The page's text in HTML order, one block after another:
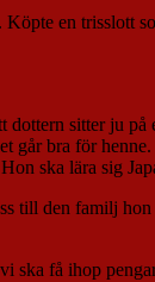
Köpte en trisslott
dottern sitter ju
går bra för
ska lära sig
till den familj hon
ska få ihop